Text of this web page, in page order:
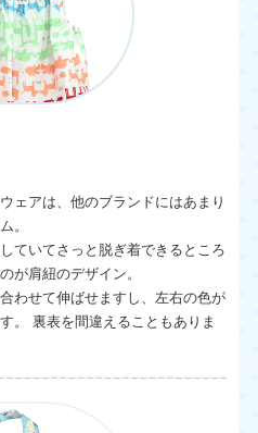
ェアは、他のブランドにはあまり
。
ていてさっと脱ぎ着できるところ
が肩紐のデザイン。
わせて伸ばせますし、左右の色が
。 裏表を間違えることもありま